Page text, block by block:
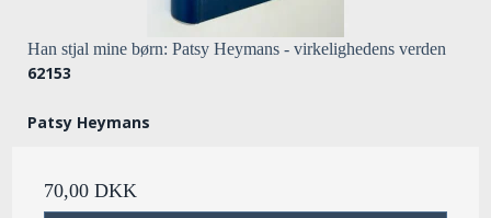
Han stjal mine børn: Patsy Heymans - virkelighedens verden
62153
Patsy Heymans
70,00 DKK